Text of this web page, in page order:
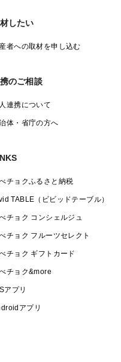
したい
者への取材を申し込む
のご相談
連携について
体・省庁の方へ
チョクふるさと納税
TABLE（ビビッドテーブル）
チョク コンシェルジュ
チョク フルーツセレクト
チョク ギフトカード
チョク&more
アプリ
アプリ